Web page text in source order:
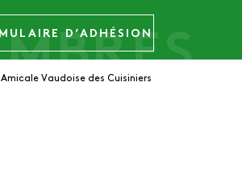
D’ADHÉSION
Vaudoise des Cuisiniers